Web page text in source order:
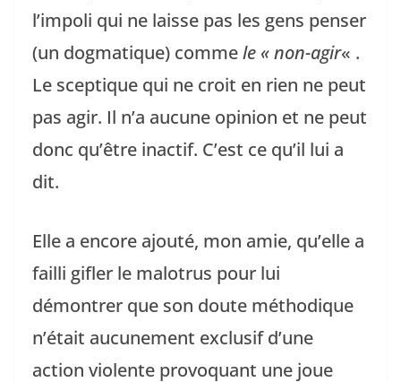
l’impoli qui ne laisse pas les gens penser
(un dogmatique) commele « non-agir« .
Le sceptique qui ne croit en rien ne peut
pas agir. Il n’a aucune opinion et ne peut
donc qu’être inactif. C’est ce qu’il lui a
dit.
Elle a encore ajouté, mon amie, qu’elle a
failli gifler le malotrus pour lui
démontrer que son doute méthodique
n’était aucunement exclusif d’une
action violente provoquant une joue